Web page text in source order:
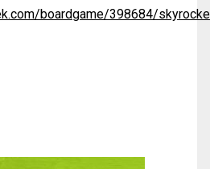
boardgame/398684/